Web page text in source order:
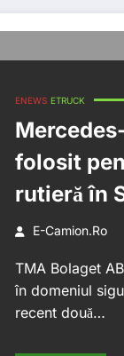
ENEWS ETRUCK
folosit
rutieră în
E-Camion.ro
TMA Bolaget
în domeniul
recent două…